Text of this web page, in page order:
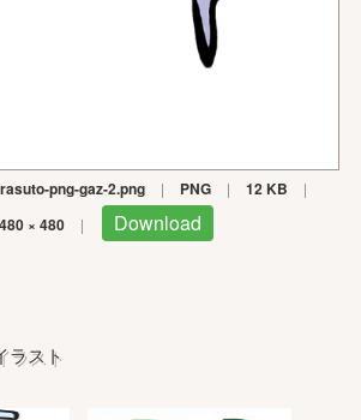
png-gaz-2.png | PNG | 12 KB |
480 × 480 | Download
ラスト